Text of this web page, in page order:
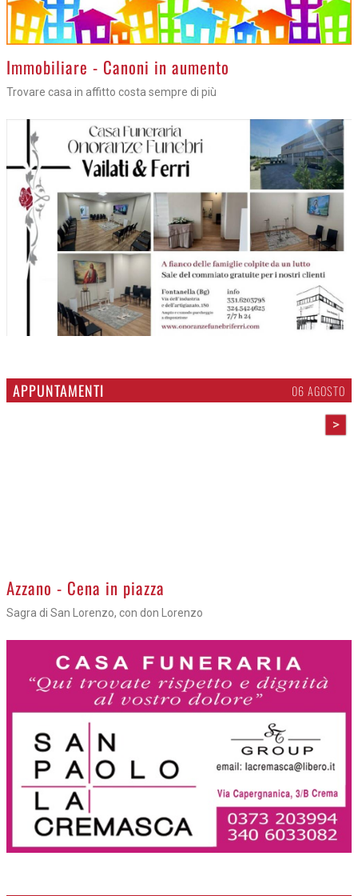
>Immobiliare - Canoni in aumento
Trovare casa in affitto costa sempre di più
APPUNTAMENTI 06 AGOSTO
>
Azzano - Cena in piazza
Sagra di San Lorenzo, con don Lorenzo